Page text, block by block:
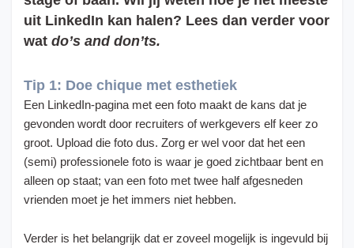
uit LinkedIn kan halen? Lees dan verder voor
wat do’s and don’ts.
Tip 1: Doe chique met esthetiek
Een LinkedIn-pagina met een foto maakt de kans dat je
gevonden wordt door recruiters of werkgevers elf keer zo
groot. Upload die foto dus. Zorg er wel voor dat het een
(semi) professionele foto is waar je goed zichtbaar bent en
alleen op staat; van een foto met twee half afgesneden
vrienden moet je het immers niet hebben.
Verder is het belangrijk dat er zoveel mogelijk is ingevuld bij